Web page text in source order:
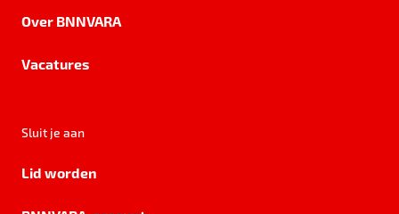
Over BNNVARA
Vacatures
Sluit je aan
Lid worden